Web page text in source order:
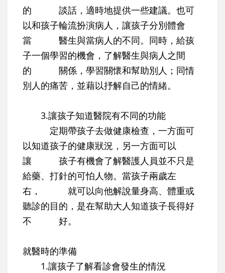
的 談話，適時地提供一些建議。也可
以和孩子輪流扮演病人，讓孩子分別體會
當 醫生與當病人的不同。同時，給孩
子一個學習的機會，了解醫生與病人之間
的 關係，學習關懷和幫助別人；同情
別人的痛苦，並藉以抒解自己的情緒。
3.讓孩子知道醫院有不同的功能
定期帶孩子去做健康檢查，一方面可
以知道孩子的健康狀況，另一方面可以
讓 孩子有機會了解醫護人員並不只是
給藥、打針的可怕人物。當孩子兩歲左
右， 就可以向他解說量身高、體重或
聽診的目的，是在幫助大人知道孩子長得好
不 好。
就醫時的準備
1.讓孩子了解看診會發生的情況